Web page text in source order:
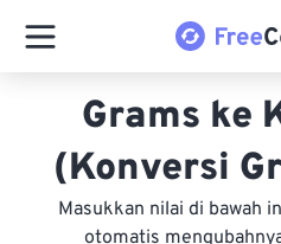
Grams ke
(Konversi
Masukkan nilai di bawah
otomatis